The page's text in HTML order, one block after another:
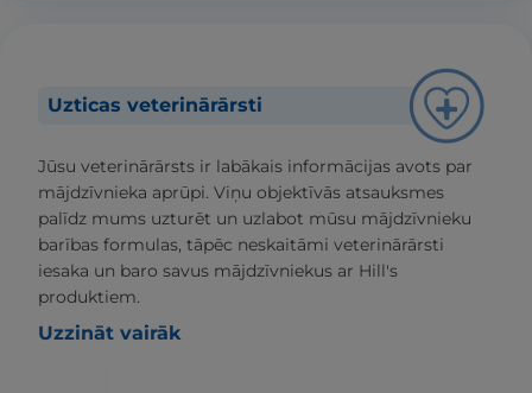
Uzticas veterinārārsti
Jūsu veterinārārsts ir labākais informācijas avots par
mājdzīvnieka aprūpi. Viņu objektīvās atsauksmes
palīdz mums uzturēt un uzlabot mūsu mājdzīvnieku
barības formulas, tāpēc neskaitāmi veterinārārsti
iesaka un baro savus mājdzīvniekus ar Hill's
produktiem.
Uzzināt vairāk